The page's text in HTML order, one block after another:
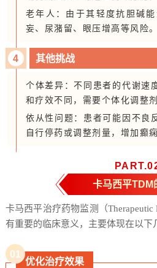
老年人：由于其轻度抗胆碱
妄、尿潴留、眼压增高等风险。
4 其他挑战
个体差异：不同患者的代谢速
和疗效不同，需要个体化调整剂
依从性问题：患者可能因不良
自行停药或调整剂量，增加癫
PART.0
卡马西平TDM
卡马西平治疗药物监测（
有重要的临床意义，主要体现在以下
01
优化治疗效果